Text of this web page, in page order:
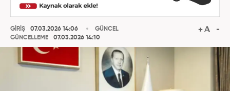
GİRİŞ
07.03.2026 14:06
GÜNCELLEME
07.03.2026 14:10
GÜNCEL